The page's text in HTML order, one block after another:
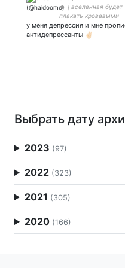
☻ | вселенная будет
плакать кровавыми
слезами. | на пиво -
5500 9790 4216
у меня депрессия и мне
антидепрессанты ✌🏻
Выбрать дату
2023 (97)
2022 (323)
2021 (305)
2020 (166)